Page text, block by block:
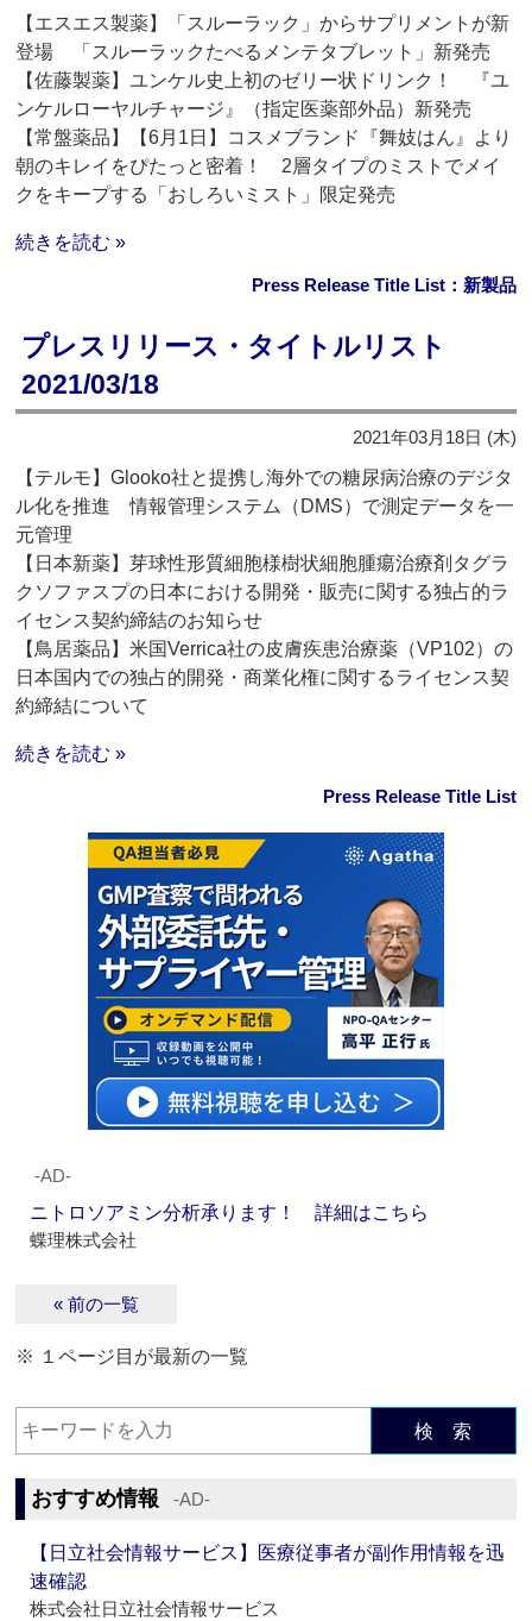
【エスエス製薬】「スルーラック」からサプリメントが新
登場 「スルーラックたべるメンテタブレット」新発売
【佐藤製薬】ユンケル史上初のゼリー状ドリンク！ 『ユ
ンケルローヤルチャージ』（指定医薬部外品）新発売
【常盤薬品】【6月1日】コスメブランド『舞妓はん』より
朝のキレイをぴたっと密着！ 2層タイプのミストでメイ
クをキープする「おしろいミスト」限定発売
続きを読む »
Press Release Title List：新製品
プレスリリース・タイトルリスト
2021/03/18
2021年03月18日 (木)
【テルモ】Glooko社と提携し海外での糖尿病治療のデジタ
ル化を推進 情報管理システム（DMS）で測定データを一
元管理
【日本新薬】芽球性形質細胞様樹状細胞腫瘍治療剤タグラ
クソファスプの日本における開発・販売に関する独占的ラ
イセンス契約締結のお知らせ
【鳥居薬品】米国Verrica社の皮膚疾患治療薬（VP102）の
日本国内での独占的開発・商業化権に関するライセンス契
約締結について
続きを読む »
Press Release Title List
‐AD‐
ニトロソアミン分析承ります！ 詳細はこちら
蝶理株式会社
« 前の一覧
※ １ページ目が最新の一覧
検 索
おすすめ情報 ‐AD‐
【日立社会情報サービス】医療従事者が副作用情報を迅
速確認
株式会社日立社会情報サービス